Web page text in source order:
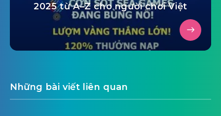
2025 từ A–Z cho người chơi Việt
Những bài viết liên quan